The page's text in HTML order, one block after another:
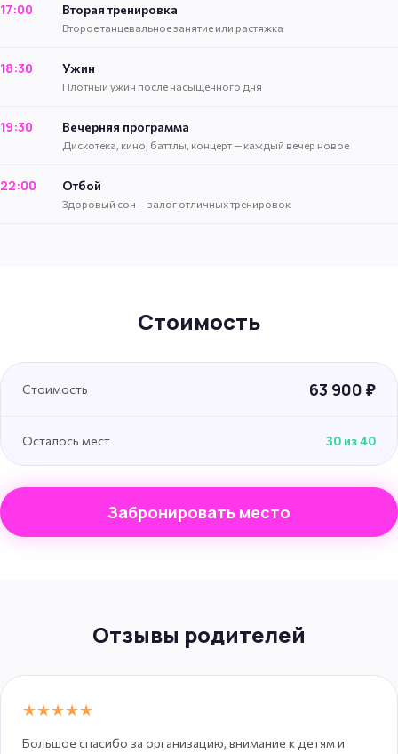
17:00 Вторая тренировка
Второе танцевальное занятие или растяжка
18:30 Ужин
Плотный ужин после насыщенного дня
19:30 Вечерняя программа
Дискотека, кино, баттлы, концерт — каждый вечер новое
22:00 Отбой
Здоровый сон — залог отличных тренировок
Стоимость
Стоимость 63 900 ₽
Осталось мест 30 из 40
Забронировать место
Отзывы родителей
★★★★★
Большое спасибо за организацию, внимание к детям и